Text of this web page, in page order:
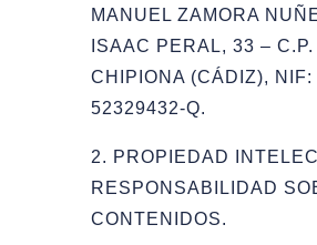
MANUEL ZAMORA
ISAAC PERAL, 33 –
CHIPIONA (CÁDIZ), NIF:
52329432-Q.
2. PROPIEDAD
RESPONSABILIDAD
CONTENIDOS.